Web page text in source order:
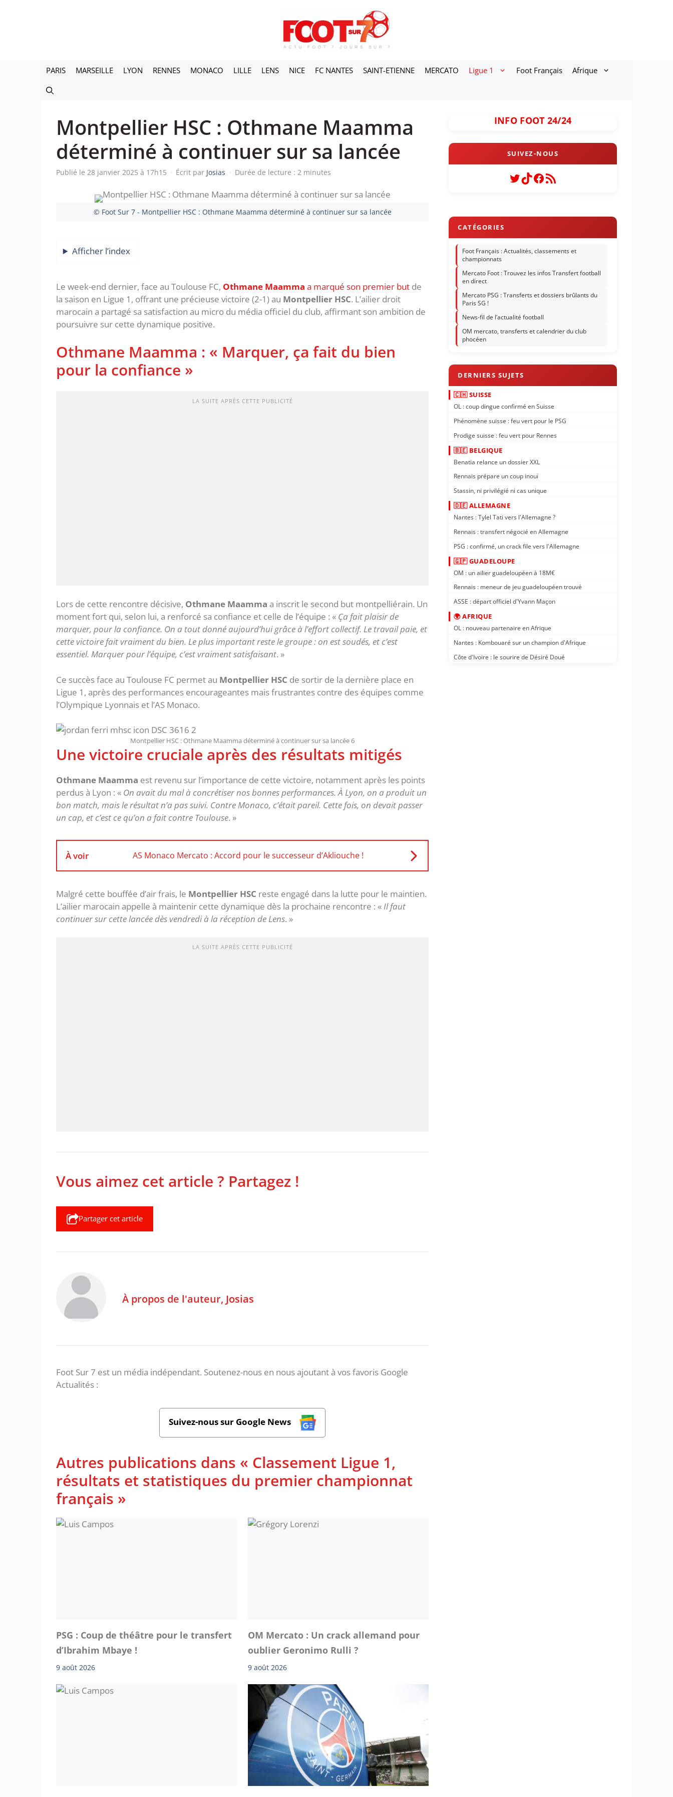
PARIS MARSEILLE LYON RENNES MONACO LILLE LENS NICE FC NANTES SAINT-ETIENNE MERCATO Ligue 1 Foot Français Afrique
Montpellier HSC : Othmane Maamma
déterminé à continuer sur sa lancée
Publié le 28 janvier 2025 à 17h15 · Écrit par Josias · Durée de lecture : 2 minutes
© Foot Sur 7 - Montpellier HSC : Othmane Maamma déterminé à continuer sur sa lancée
Afficher l’index
Le week-end dernier, face au Toulouse FC, Othmane Maamma a marqué son premier but de
la saison en Ligue 1, offrant une précieuse victoire (2-1) au Montpellier HSC. L’ailier droit
marocain a partagé sa satisfaction au micro du média officiel du club, affirmant son ambition de
poursuivre sur cette dynamique positive.
Othmane Maamma : « Marquer, ça fait du bien
pour la confiance »
LA SUITE APRÈS CETTE PUBLICITÉ
Lors de cette rencontre décisive, Othmane Maamma a inscrit le second but montpelliérain. Un
moment fort qui, selon lui, a renforcé sa confiance et celle de l’équipe : « Ça fait plaisir de
marquer, pour la confiance. On a tout donné aujourd’hui grâce à l’effort collectif. Le travail paie, et
cette victoire fait vraiment du bien. Le plus important reste le groupe : on est soudés, et c’est
essentiel. Marquer pour l’équipe, c’est vraiment satisfaisant. »
Ce succès face au Toulouse FC permet au Montpellier HSC de sortir de la dernière place en
Ligue 1, après des performances encourageantes mais frustrantes contre des équipes comme
l’Olympique Lyonnais et l’AS Monaco.
Montpellier HSC : Othmane Maamma déterminé à continuer sur sa lancée 6
Une victoire cruciale après des résultats mitigés
Othmane Maamma est revenu sur l’importance de cette victoire, notamment après les points
perdus à Lyon : « On avait du mal à concrétiser nos bonnes performances. À Lyon, on a produit un
bon match, mais le résultat n’a pas suivi. Contre Monaco, c’était pareil. Cette fois, on devait passer
un cap, et c’est ce qu’on a fait contre Toulouse. »
À voir AS Monaco Mercato : Accord pour le successeur d’Akliouche !
Malgré cette bouffée d’air frais, le Montpellier HSC reste engagé dans la lutte pour le maintien.
L’ailier marocain appelle à maintenir cette dynamique dès la prochaine rencontre : « Il faut
continuer sur cette lancée dès vendredi à la réception de Lens. »
LA SUITE APRÈS CETTE PUBLICITÉ
Vous aimez cet article ? Partagez !
Partager cet article
À propos de l'auteur, Josias
Foot Sur 7 est un média indépendant. Soutenez-nous en nous ajoutant à vos favoris Google
Actualités :
Suivez-nous sur Google News
Autres publications dans « Classement Ligue 1,
résultats et statistiques du premier championnat
français »
PSG : Coup de théâtre pour le transfert
d’Ibrahim Mbaye !
9 août 2026
OM Mercato : Un crack allemand pour
oublier Geronimo Rulli ?
9 août 2026
INFO FOOT 24/24
Twitter
TikTok
Facebook
Flux RSS
Foot Français : Actualités, classements et
championnats
Mercato Foot : Trouvez les infos Transfert football
en direct
Mercato PSG : Transferts et dossiers brûlants du
Paris SG !
News-fil de l’actualité football
OM mercato, transferts et calendrier du club
phocéen
🇨🇭 SUISSE
OL : coup dingue confirmé en Suisse
Phénomène suisse : feu vert pour le PSG
Prodige suisse : feu vert pour Rennes
🇧🇪 BELGIQUE
Benatia relance un dossier XXL
Rennais prépare un coup inouï
Stassin, ni privilégié ni cas unique
🇩🇪 ALLEMAGNE
Nantes : Tylel Tati vers l'Allemagne ?
Rennais : transfert négocié en Allemagne
PSG : confirmé, un crack file vers l'Allemagne
🇬🇵 GUADELOUPE
OM : un ailier guadeloupéen à 18M€
Rennais : meneur de jeu guadeloupéen trouvé
ASSE : départ officiel d'Yvann Maçon
🌍 AFRIQUE
OL : nouveau partenaire en Afrique
Nantes : Kombouaré sur un champion d'Afrique
Côte d'Ivoire : le sourire de Désiré Doué